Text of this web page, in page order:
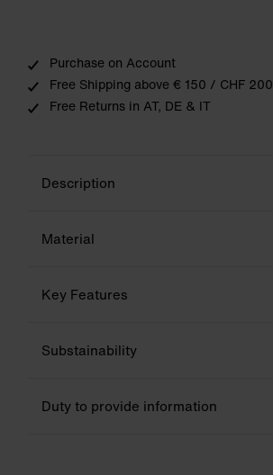
Purchase on Account
Free Shipping above € 150 / CHF 200
Free Returns in AT, DE & IT
Description
Material
Key Features
Substainability
Duty to provide information